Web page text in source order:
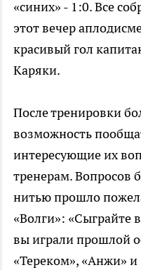
«синих» - 1:0. Все
этот вечер
красивый гол
Каряки.
После тренировки
возможность
интересующие их
тренерам. Вопросов
нитью прошло
«Волги»: «Сыграйте
вы играли прошлой
«Тереком», «Анжи»